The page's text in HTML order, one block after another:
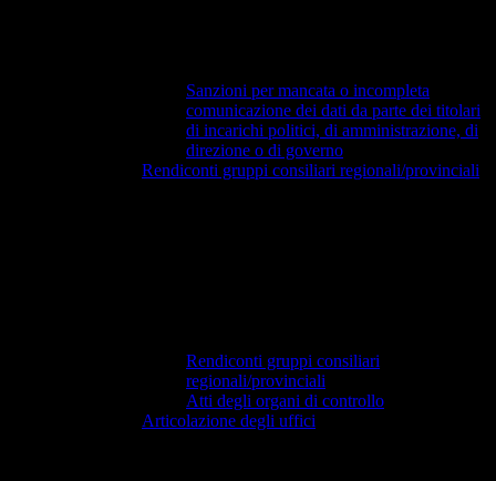
Sanzioni per mancata o incompleta
comunicazione dei dati da parte dei titolari
di incarichi politici, di amministrazione, di
direzione o di governo
Rendiconti gruppi consiliari regionali/provinciali
Rendiconti gruppi consiliari
regionali/provinciali
Atti degli organi di controllo
Articolazione degli uffici